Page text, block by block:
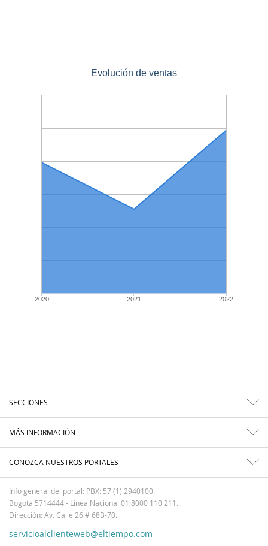
Evolución de ventas
2020 2021 2022
SECCIONES
MÁS INFORMACIÓN
CONOZCA NUESTROS PORTALES
Info general del portal: PBX: 57 (1) 2940100.
Bogotá 5714444 - Línea Nacional 01 8000 110 211.
Dirección: Av. Calle 26 # 68B-70.
servicioalclienteweb@eltiempo.com